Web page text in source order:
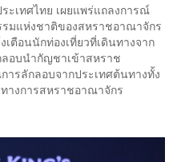
ะเทศไทย เผยแพร่แถลงการณ์
มแห่งชาติของสหราชอาณาจักร
เตือนนักท่องเที่ยวที่เดินทางจาก
อบนำกัญชาเข้าสหราช
รลักลอบจากประเทศต้นทางทั้ง
างการสหราชอาณาจักร